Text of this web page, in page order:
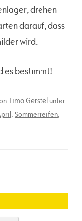
drehen
darauf, dass
wird.
es bestimmt!
Timo Gerstel unter
, Sommerreifen,